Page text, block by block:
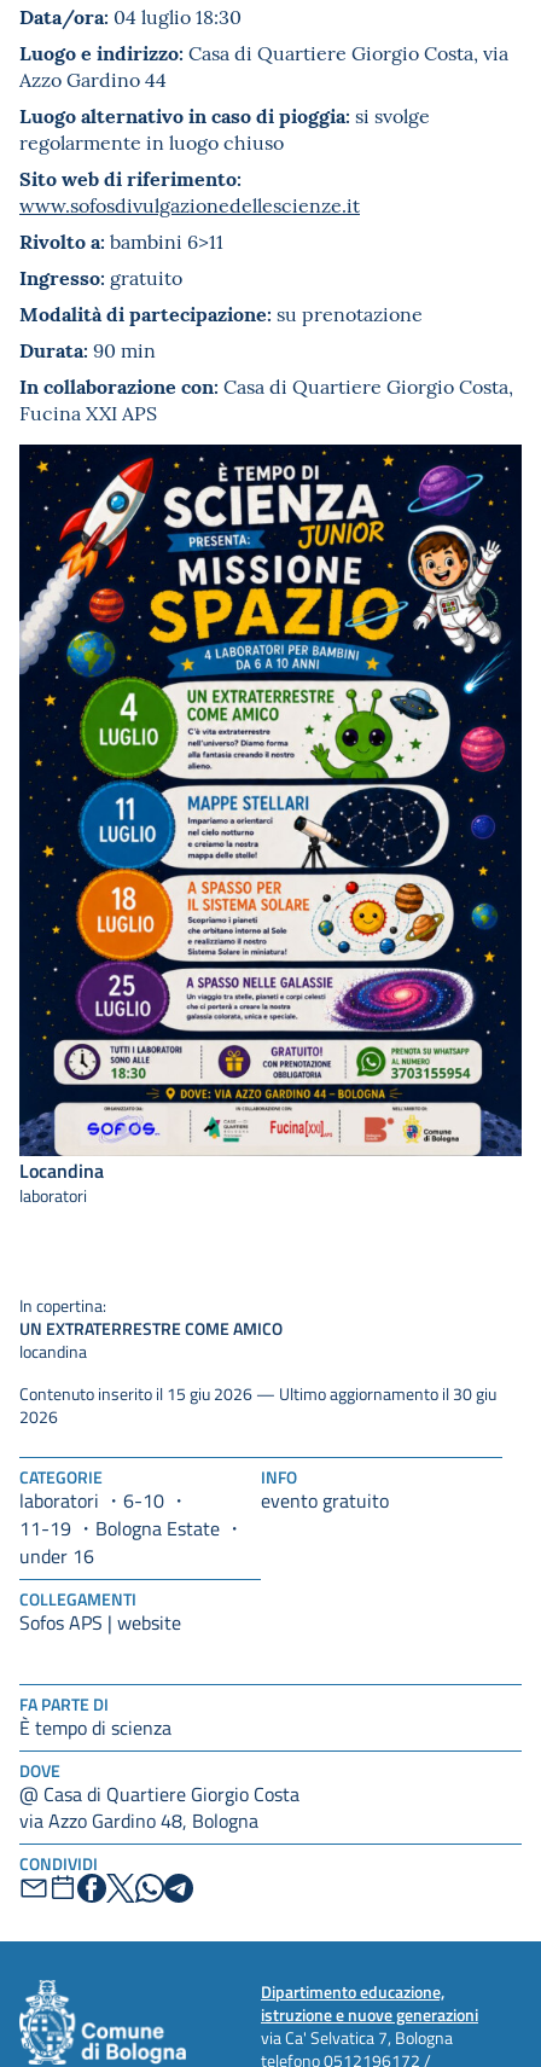
FA PARTE DI
È tempo di scienza
DOVE
@ Casa di Quartiere Giorgio Costa
via Azzo Gardino 48, Bologna
CONDIVIDI
Data/ora: 04 luglio 18:30
Luogo e indirizzo: Casa di Quartiere Giorgio Costa, via
Azzo Gardino 44
Luogo alternativo in caso di pioggia: si svolge
regolarmente in luogo chiuso
Sito web di riferimento:
www.sofosdivulgazionedellescienze.it
Rivolto a: bambini 6>11
Ingresso: gratuito
Modalità di partecipazione: su prenotazione
Durata: 90 min
In collaborazione con: Casa di Quartiere Giorgio Costa,
Fucina XXI APS
Locandina
laboratori
CATEGORIE
laboratori
6-10
11-19
Bologna Estate
under 16
INFO
evento gratuito
COLLEGAMENTI
Sofos APS | website
In copertina:
UN EXTRATERRESTRE COME AMICO
locandina
Contenuto inserito il 15 giu 2026 — Ultimo aggiornamento il 30 giu
2026
Dipartimento educazione,
istruzione e nuove generazioni
via Ca' Selvatica 7, Bologna
telefono0512196172 /